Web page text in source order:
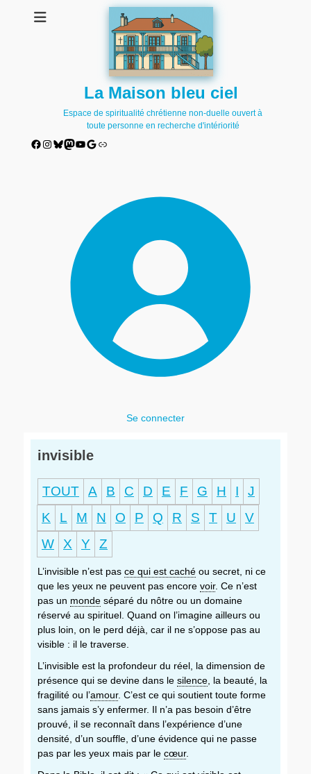
La Maison bleu ciel
Espace de spiritualité chrétienne non-duelle ouvert à
toute personne en recherche d'intériorité
Facebook
Instagram
Bluesky
Mastodon
YouTube
Google
Lien
Se connecter
invisible
TOUT A B C D E F G H I
J
K
L M N O P Q R S T U
V
W
X Y Z
L’invisible n’est pas ce qui est caché ou secret, ni ce
que les yeux ne peuvent pas encore voir. Ce n’est
pas un monde séparé du nôtre ou un domaine
réservé au spirituel. Quand on l’imagine ailleurs ou
plus loin, on le perd déjà, car il ne s’oppose pas au
visible : il le traverse.
L’invisible est la profondeur du réel, la dimension de
présence qui se devine dans le silence , la beauté, la
fragilité ou l’amour. C’est ce qui soutient toute forme
sans jamais s’y enfermer. Il n’a pas besoin d’être
prouvé, il se reconnaît dans l’expérience d’une
densité, d’un souffle, d’une évidence qui ne passe
pas par les yeux mais par le cœur.